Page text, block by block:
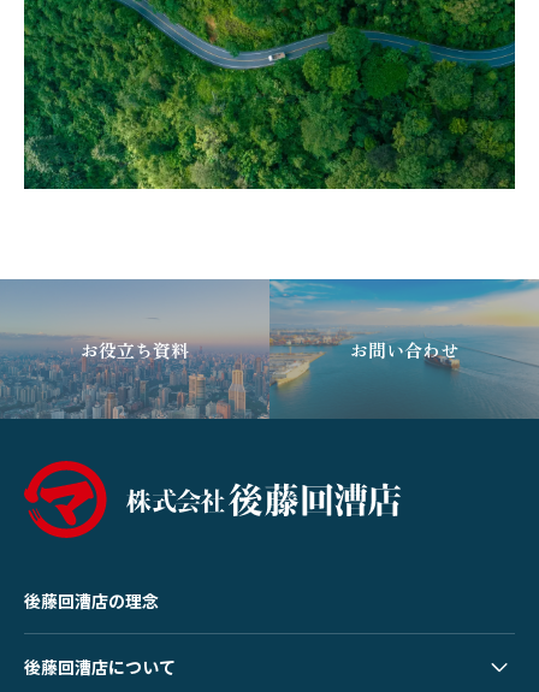
お役立ち資料 お問い合わせ
後藤回漕店の理念
後藤回漕店について